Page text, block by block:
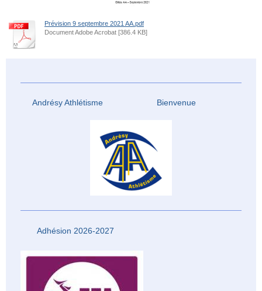
Prévision 9 septembre 2021 AA.pdf
Document Adobe Acrobat [386.4 KB]
Andrésy Athlétisme Bienvenue
Adhésion 2026-2027